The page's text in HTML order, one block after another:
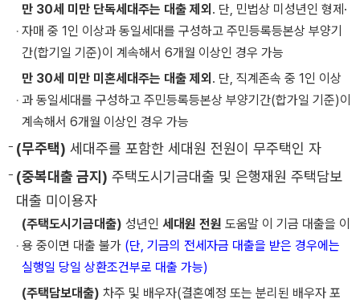
만 30세 미만 단독세대주는 대출 제외 . 단, 민법상 미성년인 형제·
자매 중 1인 이상과 동일세대를 구성하고 주민등록등본상 부양기
간(합기일 기준)이 계속해서 6개월 이상인 경우 가능
만 30세 미만 미혼세대주는 대출 제외 . 단, 직계존속 중 1인 이상
과 동일세대를 구성하고 주민등록등본상 부양기간(합가일 기준)이
계속해서 6개월 이상인 경우 가능
(무주택) 세대주를 포함한 세대원 전원이 무주택인 자
(중복대출 금지) 주택도시기금대출 및 은행재원 주택담보
대출 미이용자
(주택도시기금대출) 성년인 세대원 전원 도움말 이 기금 대출을 이
용 중이면 대출 불가 (단, 기금의 전세자금 대출을 받은 경우에는
실행일 당일 상환조건부로 대출 가능)
(주택담보대출) 차주 및 배우자(결혼예정 또는 분리된 배우자 포